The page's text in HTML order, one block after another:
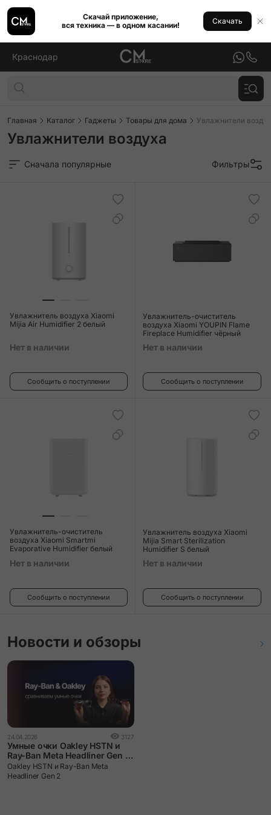
Скачай приложение,
вся техника — в одном касании!
Скачать
Краснодар
Главная Каталог Гаджеты Товары для дома Увлажнители
Увлажнители воздуха
Сначала популярные Фильтры
Увлажнитель воздуха Xiaomi
Mijia Air Humidifier 2 белый
Нет в наличии
Сообщить о поступлении
Увлажнитель-очиститель
воздуха Xiaomi YOUPIN Flame
Fireplace Humidifier чёрный
Нет в наличии
Сообщить о поступлении
Увлажнитель-очиститель
воздуха Xiaomi Smartmi
Evaporative Humidifier белый
Нет в наличии
Сообщить о поступлении
Увлажнитель воздуха Xiaomi
Mijia Smart Sterilization
Humidifier S белый
Нет в наличии
Сообщить о поступлении
Новости и обзоры
24.04.2026 3127
Умные очки Oakley HSTN и
Ray-Ban Meta Headliner Gen 2:
сравниваем и выбираем.
Oakley HSTN и Ray-Ban Meta
Headliner Gen 2